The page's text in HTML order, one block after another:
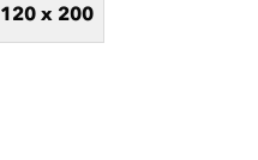
120 x 200